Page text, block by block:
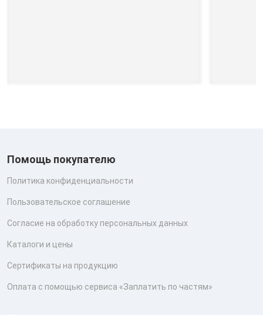
Помощь покупателю
Политика конфиденциальности
Пользовательское соглашение
Согласие на обработку персональных данных
Каталоги и цены
Сертификаты на продукцию
Оплата с помощью сервиса «Заплатить по частям»